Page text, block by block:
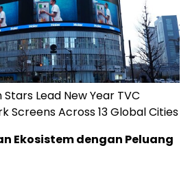
Lead New Year TVC
Screens Across 13 Global Cities
Ekosistem dengan Peluang